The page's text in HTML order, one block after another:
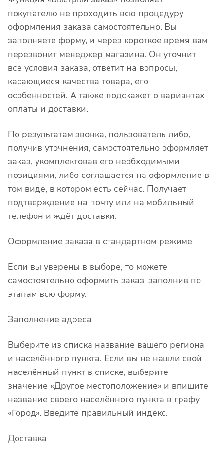
покупателю не проходить всю процедуру
оформления заказа самостоятельно. Вы
заполняете форму, и через короткое время вам
перезвонит менеджер магазина. Он уточнит
все условия заказа, ответит на вопросы,
касающиеся качества товара, его
особенностей. А также подскажет о вариантах
оплаты и доставки.
По результатам звонка, пользователь либо,
получив уточнения, самостоятельно оформляет
заказ, укомплектовав его необходимыми
позициями, либо соглашается на оформление в
том виде, в котором есть сейчас. Получает
подтверждение на почту или на мобильный
телефон и ждёт доставки.
Оформление заказа в стандартном режиме
Если вы уверены в выборе, то можете
самостоятельно оформить заказ, заполнив по
этапам всю форму.
Заполнение адреса
Выберите из списка название вашего региона
и населённого пункта. Если вы не нашли свой
населённый пункт в списке, выберите
значение «Другое местоположение» и впишите
название своего населённого пункта в графу
«Город». Введите правильный индекс.
Доставка